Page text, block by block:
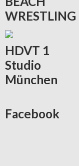
WRESTLING
HDVT 1
Studio
München
Facebook